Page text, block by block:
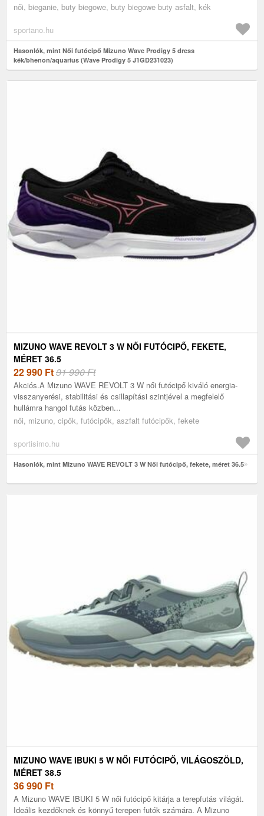
női, bieganie, buty biegowe, buty biegowe buty asfalt, kék
sportano.hu
Hasonlók, mint Női futócipő Mizuno Wave Prodigy 5 dress
kék/bhenon/aquarius (Wave Prodigy 5 J1GD231023)
MIZUNO WAVE REVOLT 3 W NŐI FUTÓCIPŐ, FEKETE,
MÉRET 36.5
22 990 Ft31 990 Ft
Akciós.A Mizuno WAVE REVOLT 3 W női futócipő kiváló energia-
visszanyerési, stabilitási és csillapítási szintjével a megfelelő
hullámra hangol futás közben...
női, mizuno, cipők, futócipők, aszfalt futócipők, fekete
sportisimo.hu
Hasonlók, mint Mizuno WAVE REVOLT 3 W Női futócipő, fekete, méret 36.5
MIZUNO WAVE IBUKI 5 W NŐI FUTÓCIPŐ, VILÁGOSZÖLD,
MÉRET 38.5
36 990 Ft
A Mizuno WAVE IBUKI 5 W női futócipő kitárja a terepfutás világát.
Ideális kezdőknek és könnyű terepen futók számára. A Mizuno